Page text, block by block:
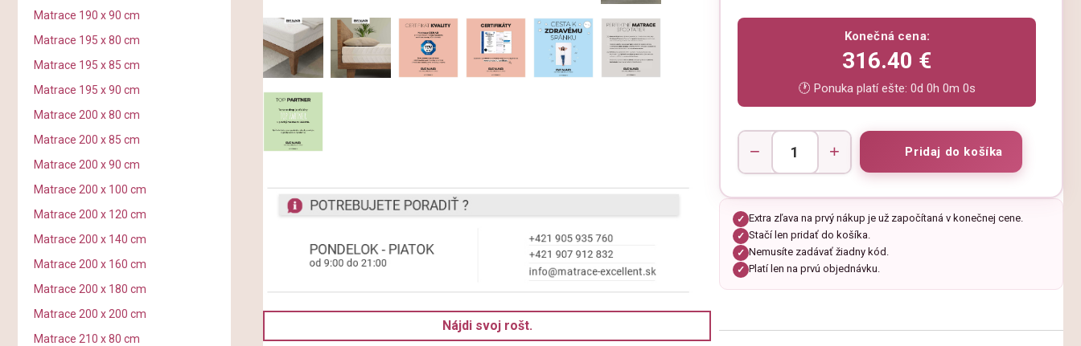
Matrace 190 x 90 cm
Matrace 195 x 80 cm
Matrace 195 x 85 cm
Matrace 195 x 90 cm
Matrace 200 x 80 cm
Matrace 200 x 85 cm
Matrace 200 x 90 cm
Matrace 200 x 100 cm
Matrace 200 x 120 cm
Matrace 200 x 140 cm
Matrace 200 x 160 cm
Matrace 200 x 180 cm
Matrace 200 x 200 cm
Matrace 210 x 80 cm
Nájdi svoj rošt.
Konečná cena:
316.40 €
🕐 Ponuka platí ešte: 0d 0h 0m 0s
− +
✓ Extra zľava na prvý nákup je už započítaná v konečnej cene.
✓ Stačí len pridať do košíka.
✓ Nemusíte zadávať žiadny kód.
✓ Platí len na prvú objednávku.